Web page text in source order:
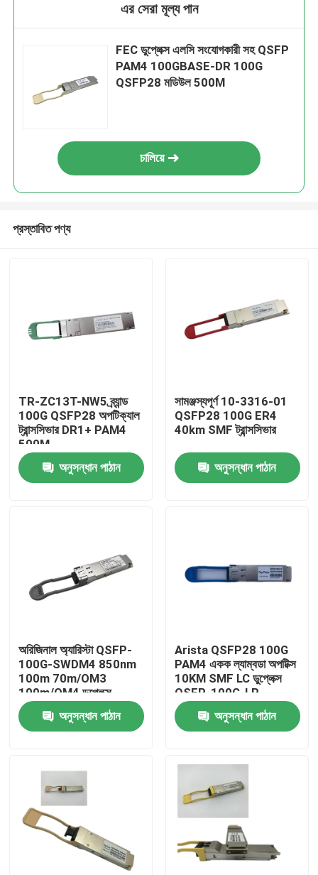
কারখানা ভ্রমণ
মান নিয়ন্ত্রণ
যোগাযোগ করুন
খবর
400G/800G অপটিক্যাল মডিউল
100G QSFP28 মডিউল
এর সেরা মূল্য পান
FEC ডুপ্লেক্স এলসি সংযোগকারী সহ QSFP
PAM4 100GBASE-DR 100G
QSFP28 মডিউল 500M
চালিয়ে
প্রস্তাবিত পণ্য
TR-ZC13T-NW5 ব্র্যান্ড
100G QSFP28 অপটিক্যাল
ট্রান্সসিভার DR1+ PAM4
500M
অনুসন্ধান পাঠান
সামঞ্জস্যপূর্ণ 10-3316-01
QSFP28 100G ER4
40km SMF ট্রান্সসিভার
অনুসন্ধান পাঠান
অরিজিনাল অ্যারিস্টা QSFP-
100G-SWDM4 850nm
100m 70m/OM3
100m/OM4 ডুপ্লেক্স
এমএমএফ ট্রান্সিভার
অনুসন্ধান পাঠান
Arista QSFP28 100G
PAM4 একক ল্যাম্বডা অপটিক্স
10KM SMF LC ডুপ্লেক্স
QSFP-100G-LR
অনুসন্ধান পাঠান